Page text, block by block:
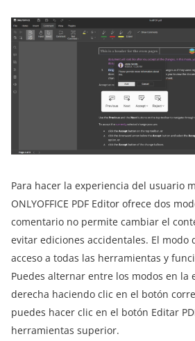
Para hacer la experiencia del usuario
ONLYOFFICE PDF Editor ofrece dos
comentario no permite cambiar el
evitar ediciones accidentales. El modo
acceso a todas las herramientas y
Puedes alternar entre los modos en la
derecha haciendo clic en el botón
puedes hacer clic en el botón Editar
herramientas superior.